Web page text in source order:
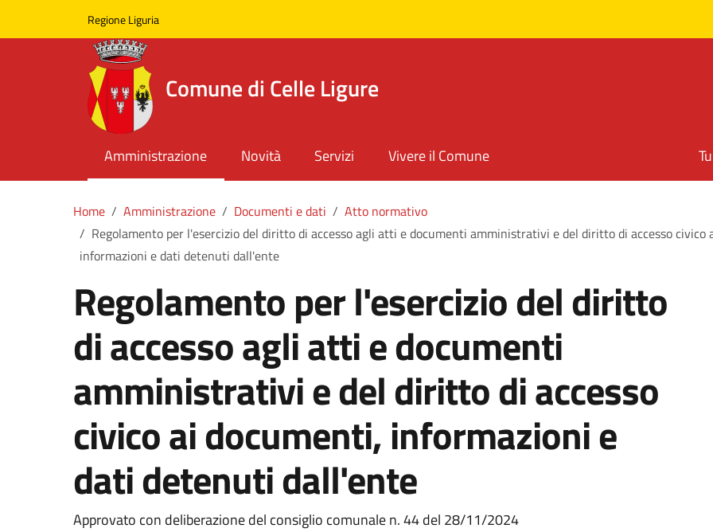
Regione Liguria
Comune di Celle Ligure
Amministrazione Novità Servizi Vivere il Comune
Home Amministrazione Documenti e dati
Atto normativo
Regolamento per l'esercizio del diritto di accesso agli atti e documenti amministrativi e del diritto di accesso civico
informazioni e dati detenuti dall'ente
Regolamento per l'esercizio del diritto
di accesso agli atti e documenti
amministrativi e del diritto di accesso
civico ai documenti, informazioni e
dati detenuti dall'ente
Approvato con deliberazione del consiglio comunale n. 44 del 28/11/2024